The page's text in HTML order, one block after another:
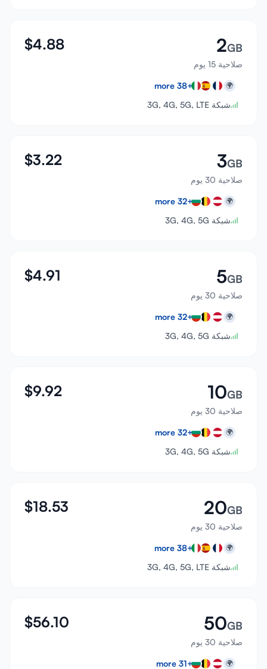
2GB
صلاحية 15 يوم
$4.88
🌍
+
38
شبكة 3G, 4G, 5G, LTE
3GB
صلاحية 30 يوم
$3.22
🌍
+
32
شبكة 3G, 4G, 5G
5GB
صلاحية 30 يوم
$4.91
🌍
+
32
شبكة 3G, 4G, 5G
10GB
صلاحية 30 يوم
$9.92
🌍
+
32
شبكة 3G, 4G, 5G
20GB
صلاحية 30 يوم
$18.53
🌍
+
38
شبكة 3G, 4G, 5G, LTE
50GB
صلاحية 30 يوم
$56.10
🌍
+
31